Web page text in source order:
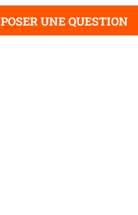
POSER UNE QUESTION